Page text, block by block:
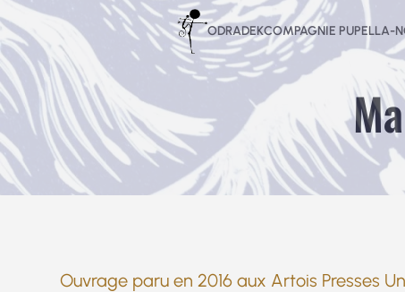
Aller
au
contenu
ODRADEKCOMPAGNIE PUPELLA-
Ouvrage paru en 2016aux Artois Presses